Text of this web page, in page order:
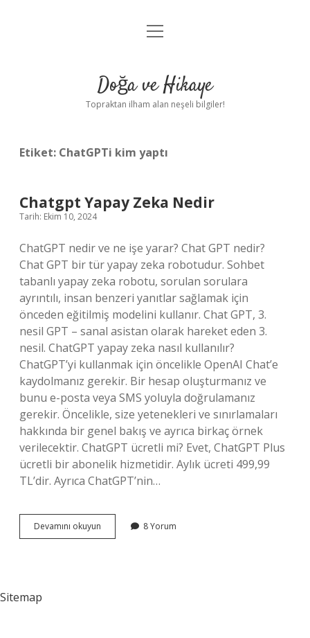
Anasayfa
Yasal Uyarı
menüyü
Doğa ve Hikaye
Topraktan ilham alan neşeli bilgiler!
Etiket: ChatGPTi kim yaptı
Chatgpt Yapay Zeka Nedir
Tarih: Ekim 10, 2024
ChatGPT nedir ve ne işe yarar? Chat GPT nedir?
Chat GPT bir tür yapay zeka robotudur. Sohbet
tabanlı yapay zeka robotu, sorulan sorulara
ayrıntılı, insan benzeri yanıtlar sağlamak için
önceden eğitilmiş modelini kullanır. Chat GPT, 3.
nesil GPT – sanal asistan olarak hareket eden 3.
nesil. ChatGPT yapay zeka nasıl kullanılır?
ChatGPT’yi kullanmak için öncelikle OpenAI Chat’e
kaydolmanız gerekir. Bir hesap oluşturmanız ve
bunu e-posta veya SMS yoluyla doğrulamanız
gerekir. Öncelikle, size yetenekleri ve sınırlamaları
hakkında bir genel bakış ve ayrıca birkaç örnek
verilecektir. ChatGPT ücretli mi? Evet, ChatGPT Plus
ücretli bir abonelik hizmetidir. Aylık ücreti 499,99
TL’dir. Ayrıca ChatGPT’nin…
Devamını okuyun Chatgpt
Yapay
8 Yorum
Sitemap